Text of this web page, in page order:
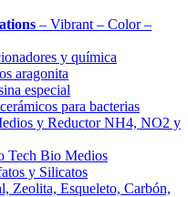
– Vibrant – Color –
y química
aragonita
especial
para bacterias
y Reductor NH4, NO2 y
Tech Bio Medios
y Silicatos
Zeolita, Esqueleto, Carbón,